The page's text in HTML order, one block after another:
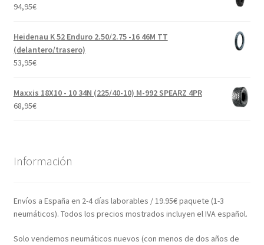
94,95€
Heidenau K 52 Enduro 2.50/2.75 -16 46M TT
(delantero/trasero)
53,95€
Maxxis 18X10 - 10 34N (225/40-10) M-992 SPEARZ 4PR
68,95€
Información
Envíos a España en 2-4 días laborables / 19.95€ paquete (1-3
neumáticos). Todos los precios mostrados incluyen el IVA español.
Solo vendemos neumáticos nuevos (con menos de dos años de